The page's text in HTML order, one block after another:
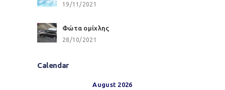
19/11/2021
Φώτα ομίχλης
28/10/2021
Calendar
August 2026